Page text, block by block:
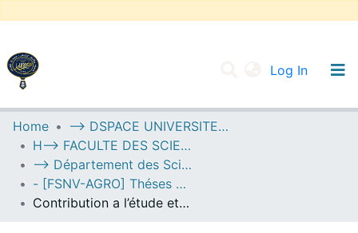
Log In
UNIVERSITY OF D.L SIDI BEL ABBES
Communities & Collections
All of DSpace
Statistics
Home
--> DSPACE UNIVERSITE DJILALLI LIABES DE SIDI BEL ABBES
H--> FACULTE DES SCIENCES DE LA NATURE ET DE LA VIE
--> Département des Sciences de l’Agronomie
- [FSNV-AGRO] Théses de Master II
Contribution a l’étude et a la valorisation du Semis direct sous climat semi-aride de la zone De sidi bel abbes